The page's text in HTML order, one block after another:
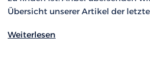
Übersicht unserer Artikel der
Weiterlesen